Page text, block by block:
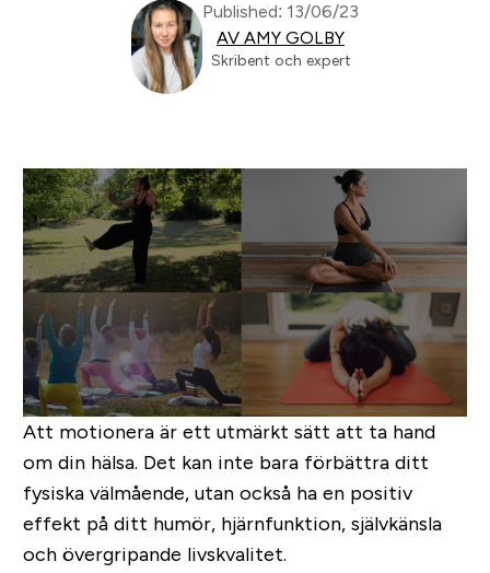
Published: 13/06/23
AV AMY GOLBY
Skribent och expert
Att motionera är ett utmärkt sätt att ta hand
om din hälsa. Det kan inte bara förbättra ditt
fysiska välmående, utan också ha en positiv
effekt på ditt humör, hjärnfunktion, självkänsla
och övergripande livskvalitet.